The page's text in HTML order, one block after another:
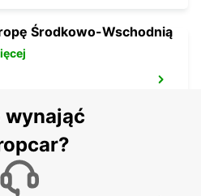
Środkowo-Wschodnią
wynająć